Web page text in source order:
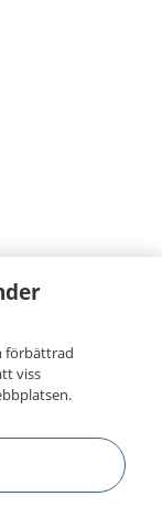
förbättrad
viss